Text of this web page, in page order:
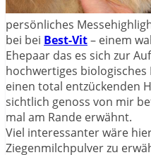
persönliches
bei bei Best-Vit– einem
Ehepaar das es sich zur
hochwertiges
einen total entzückenden
sichtlich genoss von mir
mal am Rande erwähnt.
Viel interessanter wäre
Ziegenmilchpulver zu